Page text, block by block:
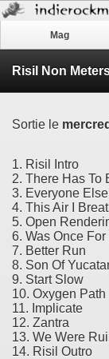
Mag
Risil Non
Sortie le
1. Risil Intro
2. There Has To
3. Everyone
4. This Air I
5. Open
6. Was Once
7. Better Run
8. Son Of
9. Start Slow
10. Oxygen Path
11. Implicate
12. Zantra
13. We Were
14. Risil Outro